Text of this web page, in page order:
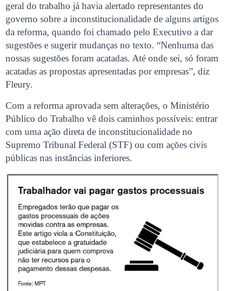
geral do trabalho já havia alertado representantes do
governo sobre a inconstitucionalidade de alguns artigos
da reforma, quando foi chamado pelo Executivo a dar
sugestões e sugerir mudanças no texto. “Nenhuma das
nossas sugestões foram acatadas. Até onde sei, só foram
acatadas as propostas apresentadas por empresas”, diz
Fleury.
Com a reforma aprovada sem alterações, o Ministério
Público do Trabalho vê dois caminhos possíveis: entrar
com uma ação direta de inconstitucionalidade no
Supremo Tribunal Federal (STF) ou com ações civis
públicas nas instâncias inferiores.